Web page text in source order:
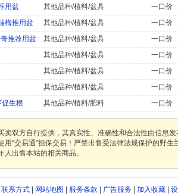
用盆 其他品种/植料/盆具 一口价
梅推用盆 其他品种/植料/盆具 一口价
推荐用盆 其他品种/植料/盆具 一口价
其他品种/植料/盆具 一口价
其他品种/植料/盆具 一口价
其他品种/植料/盆具 一口价
生根 其他品种/植料/肥料 一口价
双方自行提供，其真实性、准确性和合法性由信息
“交易通”担保交易！严禁出售受法律法规保护的野
出售本站的相关商品。
联系方式| 网站地图 服务条款 广告服务| 加入收藏|